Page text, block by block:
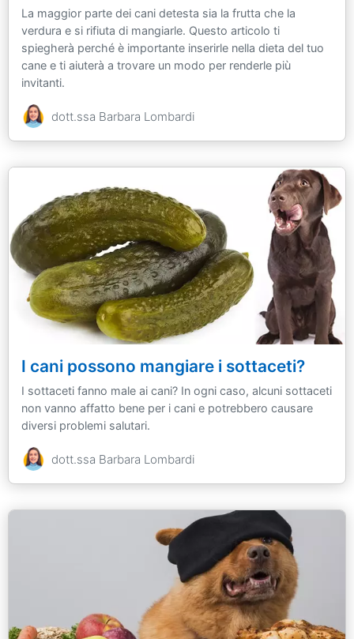
La maggior parte dei cani detesta sia la frutta che la
verdura e si rifiuta di mangiarle. Questo articolo ti
spiegherà perché è importante inserirle nella dieta del tuo
cane e ti aiuterà a trovare un modo per renderle più
invitanti.
dott.ssa Barbara Lombardi
I cani possono mangiare i sottaceti?
I sottaceti fanno male ai cani? In ogni caso, alcuni sottaceti
non vanno affatto bene per i cani e potrebbero causare
diversi problemi salutari.
dott.ssa Barbara Lombardi